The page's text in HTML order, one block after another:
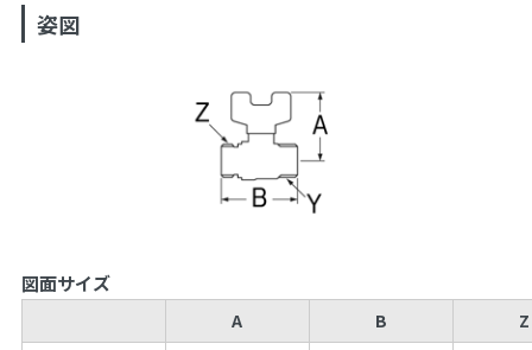
姿図
図面サイズ
A B
Z